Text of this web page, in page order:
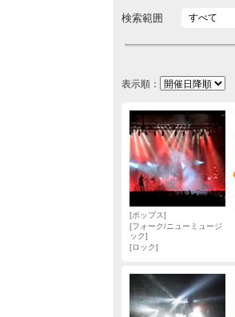
検索範囲
表示順：
ポップス
フォーク/ニューミュージ
ック
ロック